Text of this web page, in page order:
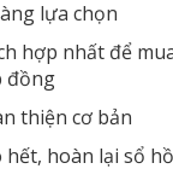
lựa chọn
hợp nhất để
đồng
thiện cơ bản
hết, hoàn lại sổ